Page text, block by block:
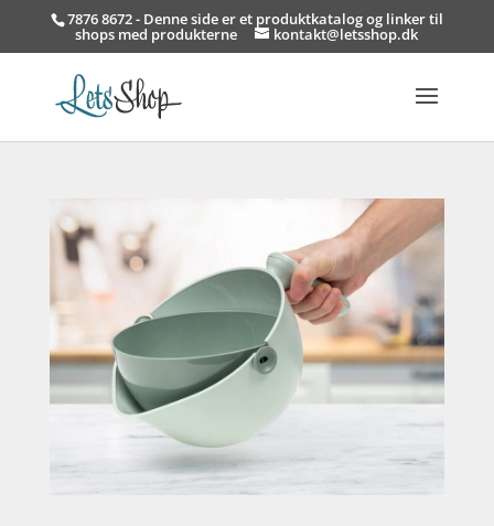
7876 8672 - Denne side er et produktkatalog og linker til
shops med produkterne kontakt@letsshop.dk